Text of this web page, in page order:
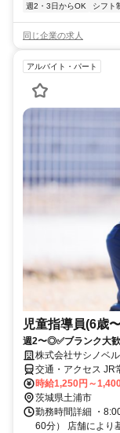
週2・3日からOK
シフト
同じ企業の求人
アルバイト・パート
児童指導員(6歳
週2〜◎✅ブランク大
株式会社サシノベ
交通・アクセス JR
時給1,250円～
茨城県土浦市
勤務時間詳細 ・
60分） 店舗によ